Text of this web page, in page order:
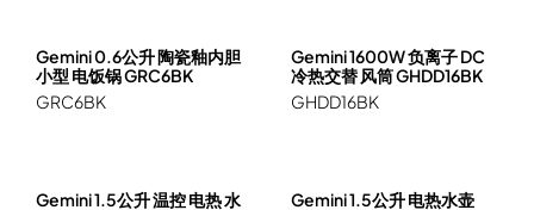
Gemini 0.6公升 陶瓷釉内胆
小型 电饭锅 GRC6BK
GRC6BK
Gemini 1600W 负离子 DC
冷热交替 风筒 GHDD16BK
GHDD16BK
Gemini 1.5公升 温控 电热 水
Gemini 1.5公升 电热水壶